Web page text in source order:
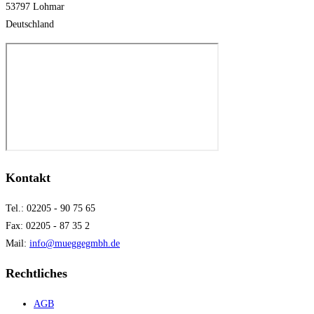
53797 Lohmar
Deutschland
Kontakt
Tel.: 02205 - 90 75 65
Fax: 02205 - 87 35 2
Mail: info@mueggegmbh.de
Rechtliches
AGB